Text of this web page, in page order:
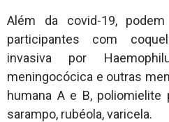
Além da covid-19,
participantes com
invasiva por
meningocócica e outras
humana A e B, poliomielite
sarampo, rubéola, varicela.